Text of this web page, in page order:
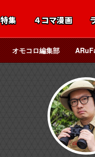
特集 ４コマ漫画
オモコロ編集部